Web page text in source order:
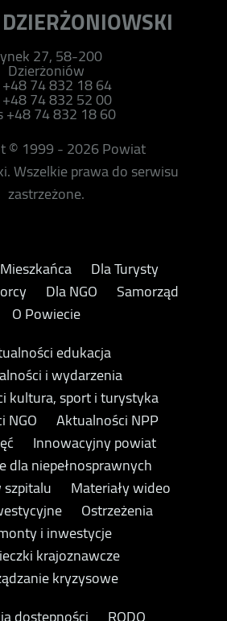
27, 58-200
Dzierżoniów
74 832 18 64
74 832 52 00
+48 74 832 18 60
© 1999 - 2026 Powiat
Wszelkie prawa do serwisu
zastrzeżone.
Dla Turysty
Dla NGO
Samorząd
O Powiecie
edukacja
i wydarzenia
kultura, sport i turystyka
NGO
Aktualności NPP
Innowacyjny powiat
dla niepełnosprawnych
Materiały wideo
Ostrzeżenia
i inwestycje
krajoznawcze
kryzysowe